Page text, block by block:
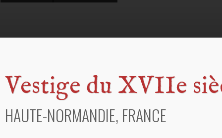
Vestige du XVIIe
HAUTE-NORMANDIE, FRANCE